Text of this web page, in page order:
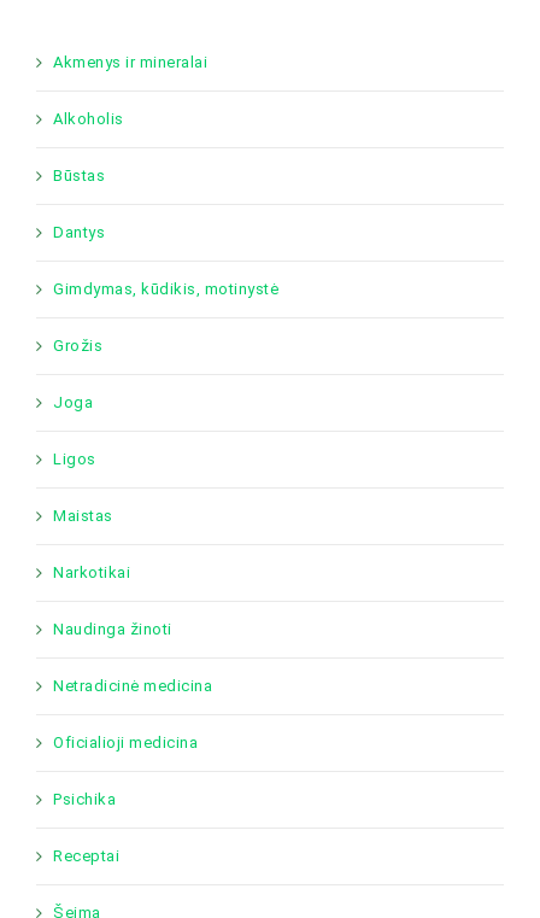
Akmenys ir mineralai
Alkoholis
Būstas
Dantys
Gimdymas, kūdikis, motinystė
Grožis
Joga
Ligos
Maistas
Narkotikai
Naudinga žinoti
Netradicinė medicina
Oficialioji medicina
Psichika
Receptai
Šeima